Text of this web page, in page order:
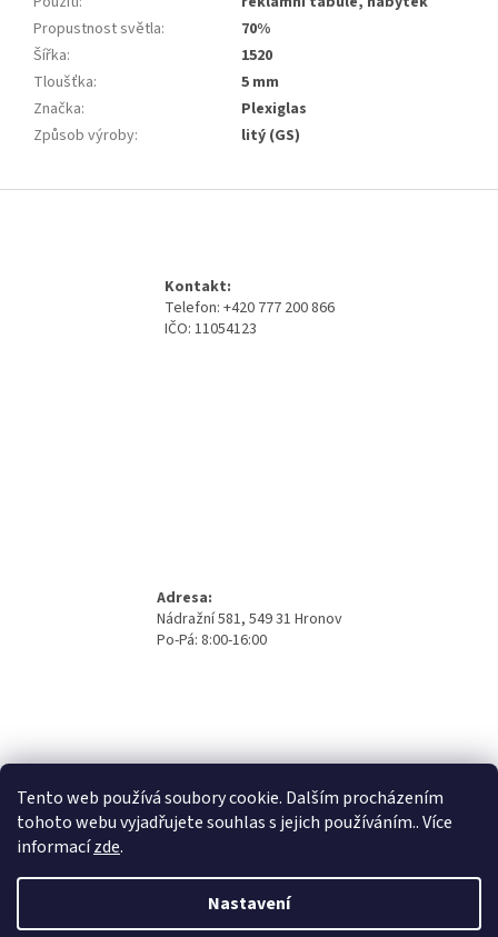
Tento web používá soubory cookie. Dalším procházením
tohoto webu vyjadřujete souhlas s jejich používáním.. Více
informacízde.
Nastavení
Propustnost světla:
70%
Šířka:
1520
Tloušťka:
5 mm
Značka:
Plexiglas
Způsob výroby: litý (GS)
Kontakt:
Telefon: +420 777 200 866
IČO: 11054123
Adresa:
Nádražní 581, 549 31 Hronov
Po-Pá: 8:00-16:00
Vytvořil Shoptet